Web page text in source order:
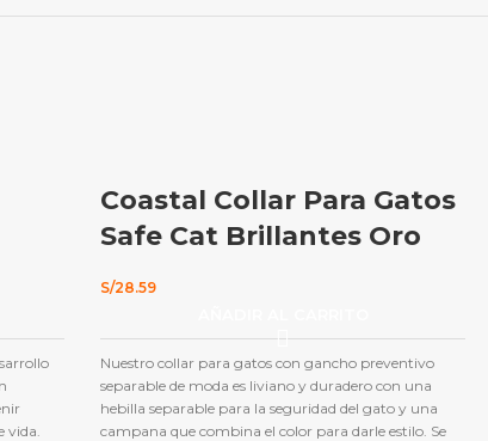
vida.
Coastal Collar Para Gatos
Safe Cat Brillantes Oro
S/28.59
Nuestro collar para gatos con gancho preventivo
separable de moda es liviano y duradero con una
hebilla separable para la seguridad del gato y una
campana que combina el color para darle estilo. Se